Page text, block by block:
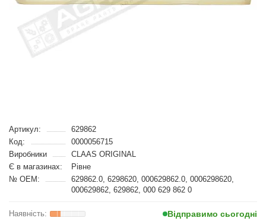
Артикул:
629862
Код:
0000056715
Виробники
CLAAS ORIGINAL
Є в магазинах:
Рівне
№ OEM:
629862.0, 6298620, 000629862.0, 0006298620,
000629862, 629862, 000 629 862 0
Відправимо сьогодні